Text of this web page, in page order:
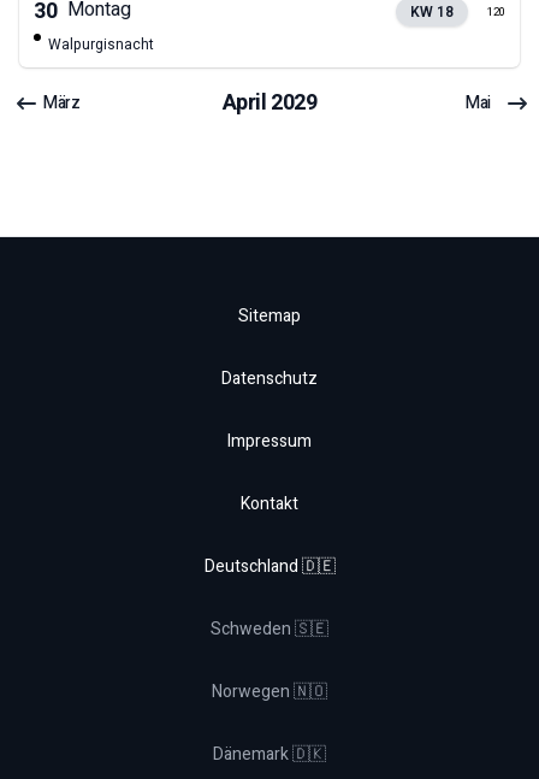
30 Montag KW 18 120
Walpurgisnacht
März April2029 Mai
Sitemap
Datenschutz
Impressum
Kontakt
Deutschland 🇩🇪
Schweden 🇸🇪
Norwegen 🇳🇴
Dänemark 🇩🇰